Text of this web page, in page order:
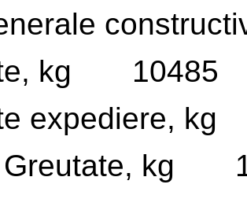
kg 10485
Greutate, kg